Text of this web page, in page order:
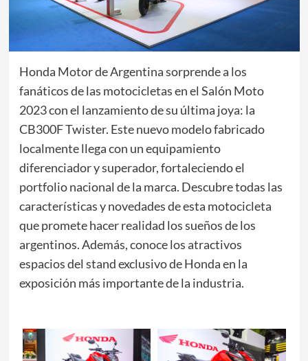
Honda Motor de Argentina sorprende a los
fanáticos de las motocicletas en el Salón Moto
2023 con el lanzamiento de su última joya: la
CB300F Twister. Este nuevo modelo fabricado
localmente llega con un equipamiento
diferenciador y superador, fortaleciendo el
portfolio nacional de la marca. Descubre todas las
características y novedades de esta motocicleta
que promete hacer realidad los sueños de los
argentinos. Además, conoce los atractivos
espacios del stand exclusivo de Honda en la
exposición más importante de la industria.